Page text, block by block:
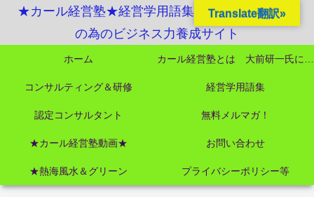
★カール経営塾★経営学用語集起業独立成功MBA
の為のビジネス力養成サイト
ホーム
コンサルティング＆研修 経営学用語集
認定コンサルタント 無料メルマガ！
★カール経営塾動画★ お問い合わせ
★熱海風水＆グリーン プライバシーポリシー等
Translate翻訳»